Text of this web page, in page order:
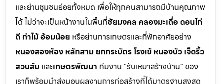
และย่านชุมชนย่อยทั้งหมด เพื่อให้ทุกคนสามารถมีบ้านคุณภาพ
ได้ ไม่ว่าจะเป็นหน้างานในพื้นที่ชัยมงคล คลองมะเดื่อ ดอนไก่
ดี ท่าไม้ อ้อมน้อย หรือย่านการเกษตรและที่พักอาศัยอย่าง
หนองสองห้อง หลักสาม ยกกระบัตร โรงเข้ หนองบัว เจ็ดริ้ว
สวนส้ม และเกษตรพัฒนา ทีมงาน “รับเหมาสร้างบ้าน” ของ
เราก็พร้อมนำส่งมอบผลงานการก่อสร้างที่ได้มาตรฐานสูงสุด